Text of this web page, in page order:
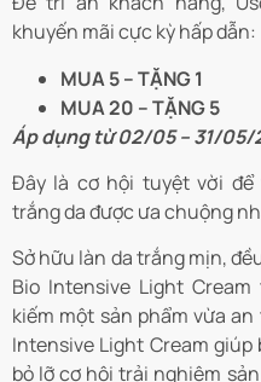
khuyến mãi cực kỳ hấp dẫn:
MUA 5 – TẶNG 1
MUA 20 – TẶNG 5
Áp dụng từ 02/05 – 31/05/
Đây là cơ hội tuyệt vời để
trắng da được ưa chuộng
Sở hữu làn da trắng mịn,
Bio Intensive Light
kiếm một sản phẩm vừa
Intensive Light Cream
bỏ lỡ cơ hội trải nghiệm